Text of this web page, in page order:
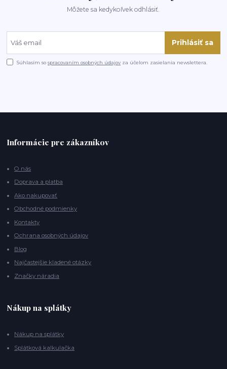
Môžete sa kedykoľvek odhlásiť.
Prihlásiť sa
Súhlasím sospracovaním osobných údajov za účelom zasielania newslettera.
Informácie pre zákazníkov
O nás
Doprava a platba
Ako nakupovať
Obchodné podmienky
Kontakty
Ochrana osobných údajov
Blog
Najčastejšie kladené otázky
Značky náradia
Nákup na splátky
Nákup na splátky
Splátková kalkulačka